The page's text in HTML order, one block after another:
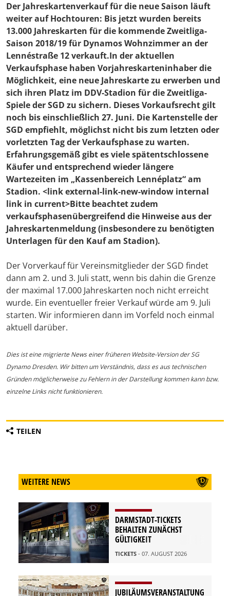
Der Jahreskartenverkauf für die neue Saison läuft
weiter auf Hochtouren: Bis jetzt wurden bereits
13.000 Jahreskarten für die kommende Zweitliga-
Saison 2018/19 für Dynamos Wohnzimmer an der
Lennéstraße 12 verkauft.In der aktuellen
Verkaufsphase haben Vorjahreskarteninhaber die
Möglichkeit, eine neue Jahreskarte zu erwerben und
sich ihren Platz im DDV-Stadion für die Zweitliga-
Spiele der SGD zu sichern. Dieses Vorkaufsrecht gilt
noch bis einschließlich 27. Juni. Die Kartenstelle der
SGD empfiehlt, möglichst nicht bis zum letzten oder
vorletzten Tag der Verkaufsphase zu warten.
Erfahrungsgemäß gibt es viele spätentschlossene
Käufer und entsprechend wieder längere
Wartezeiten im „Kassenbereich Lennéplatz“ am
Stadion. <link external-link-new-window internal
link in current>Bitte beachtet zudem
verkaufsphasenübergreifend die Hinweise aus der
Jahreskartenmeldung (insbesondere zu benötigten
Unterlagen für den Kauf am Stadion).
Der Vorverkauf für Vereinsmitglieder der SGD findet
dann am 2. und 3. Juli statt, wenn bis dahin die Grenze
der maximal 17.000 Jahreskarten noch nicht erreicht
wurde. Ein eventueller freier Verkauf würde am 9. Juli
starten. Wir informieren dann im Vorfeld noch einmal
aktuell darüber.
Dies ist eine migrierte News einer früheren Website-Version der SG
Dynamo Dresden. Wir bitten um Verständnis, dass es aus technischen
Gründen möglicherweise zu Fehlern in der Darstellung kommen kann bzw.
einzelne Links nicht funktionieren.
TEILEN
WEITERE NEWS
DARMSTADT-TICKETS
BEHALTEN ZUNÄCHST
GÜLTIGKEIT
TICKETS - 07. AUGUST 2026
JUBILÄUMSVERANSTALTUNG